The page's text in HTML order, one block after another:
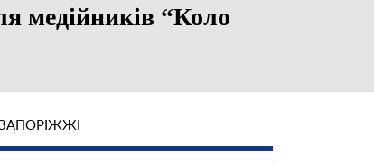
медійників “Коло